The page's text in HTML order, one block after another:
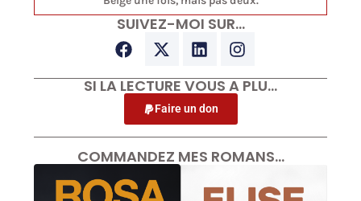
SUIVEZ-MOI SUR…
SI LA LECTURE VOUS A PLU…
Faire un don
COMMANDEZ MES ROMANS…